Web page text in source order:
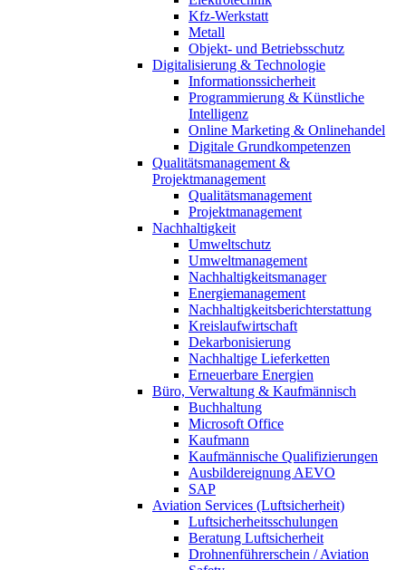
Kfz-Werkstatt
Metall
Objekt- und Betriebsschutz
Digitalisierung & Technologie
Informationssicherheit
Programmierung & Künstliche
Intelligenz
Online Marketing & Onlinehandel
Digitale Grundkompetenzen
Qualitätsmanagement &
Projektmanagement
Qualitätsmanagement
Projektmanagement
Nachhaltigkeit
Umweltschutz
Umweltmanagement
Nachhaltigkeitsmanager
Energiemanagement
Nachhaltigkeitsberichterstattung
Kreislaufwirtschaft
Dekarbonisierung
Nachhaltige Lieferketten
Erneuerbare Energien
Büro, Verwaltung & Kaufmännisch
Buchhaltung
Microsoft Office
Kaufmann
Kaufmännische Qualifizierungen
Ausbildereignung AEVO
SAP
Aviation Services (Luftsicherheit)
Luftsicherheitsschulungen
Beratung Luftsicherheit
Drohnenführerschein / Aviation